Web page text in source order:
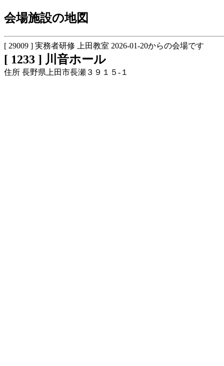
会場施設の地図
[ 29009 ] 実務者研修 上田教室 2026-01-20からの会場です
[ 1233 ] 川音ホール
住所 長野県上田市長瀬３９１５-１